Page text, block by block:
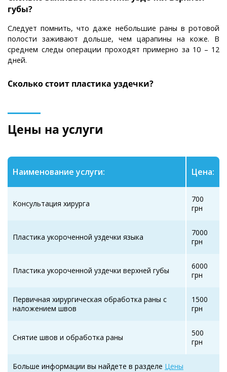
губы?
Следует помнить, что даже небольшие раны в ротовой
полости заживают дольше, чем царапины на коже. В
среднем следы операции проходят примерно за 10 – 12
дней.
Сколько стоит пластика уздечки?
Цены на услуги
Наименование услуги: Цена:
Консультация хирурга
700
грн
Пластика укороченной уздечки языка
7000
грн
Пластика укороченной уздечки верхней губы
6000
грн
Первичная хирургическая обработка раны с
наложением швов
1500
грн
Снятие швов и обработка раны
500
грн
Больше информации вы найдете в разделе Цены